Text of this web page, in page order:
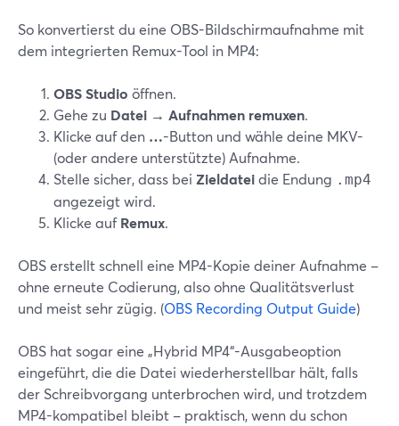
So konvertierst du eine OBS-Bildschirmaufnahme mit
dem integrierten Remux-Tool in MP4:
OBS Studio öffnen.
Gehe zu Datei → Aufnahmen remuxen.
Klicke auf den …-Button und wähle deine MKV-
(oder andere unterstützte) Aufnahme.
Stelle sicher, dass bei Zieldateidie Endung .mp4
angezeigt wird.
Klicke aufRemux.
OBS erstellt schnell eine MP4-Kopie deiner Aufnahme –
ohne erneute Codierung, also ohne Qualitätsverlust
und meist sehr zügig. (OBS Recording Output Guide)
OBS hat sogar eine „Hybrid MP4“-Ausgabeoption
eingeführt, die die Datei wiederherstellbar hält, falls
der Schreibvorgang unterbrochen wird, und trotzdem
MP4-kompatibel bleibt – praktisch, wenn du schon